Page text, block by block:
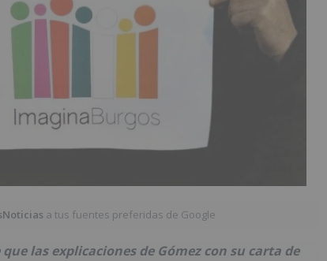
a tus fuentes preferidas de Google
las explicaciones de Gómez con su carta de